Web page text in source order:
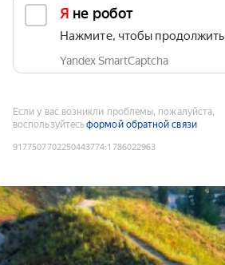
Я не робот
Нажмите, чтобы продолжить
Yandex SmartCaptcha
Если у вас возникли проблемы, пожалуйста,
воспользуйтесьформой обратной связи
9177507702250443774:1786022963